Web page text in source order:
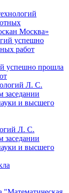
Москва»
успешно прошла
Л. С.
заседании
и высшего